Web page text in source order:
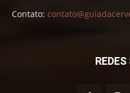
Contato: